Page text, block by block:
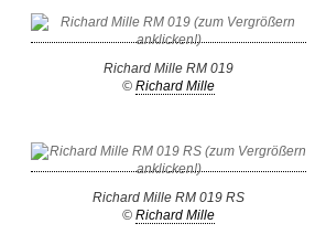
Richard Mille RM 019
© Richard Mille
Richard Mille RM 019 RS
© Richard Mille